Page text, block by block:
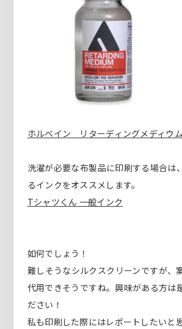
ホルベイン リターディングメディウム
洗濯が必要な布製品に印刷する場合は
るインクをオススメします。
Tシャツくん 一般インク
如何でしょう！
難しそうなシルクスクリーンですが、
代用できそうですね。興味がある方は
ださい！
私も印刷した際にはレポートしたいと